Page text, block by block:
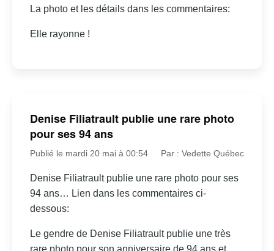
La photo et les détails dans les commentaires:
Elle rayonne !
Denise Filiatrault publie une rare photo
pour ses 94 ans
Publié le mardi 20 mai à 00:54 Par : Vedette Québec
Denise Filiatrault publie une rare photo pour ses
94 ans… Lien dans les commentaires ci-
dessous:
Le gendre de Denise Filiatrault publie une très
rare photo pour son anniversaire de 94 ans et